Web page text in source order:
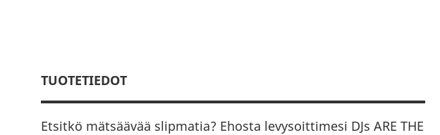
TUOTETIEDOT
Etsitkö mätsäävää slipmatia? Ehosta levysoittimesi DJs ARE THE